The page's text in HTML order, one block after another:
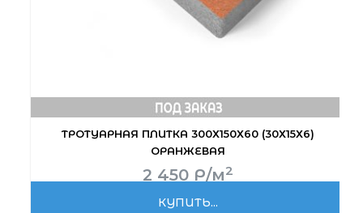
ТРОТУАРНАЯ ПЛИТКА 300Х150Х60 (30Х15Х6)
ОРАНЖЕВАЯ
2 450 Р/м2
КУПИТЬ...